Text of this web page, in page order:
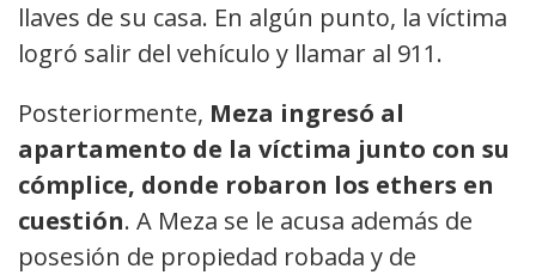
llaves de su casa. En algún punto, la víctima
logró salir del vehículo y llamar al 911.
Posteriormente, Meza ingresó al
apartamento de la víctima junto con su
cómplice, donde robaron los ethers en
cuestión. A Meza se le acusa además de
posesión de propiedad robada y de